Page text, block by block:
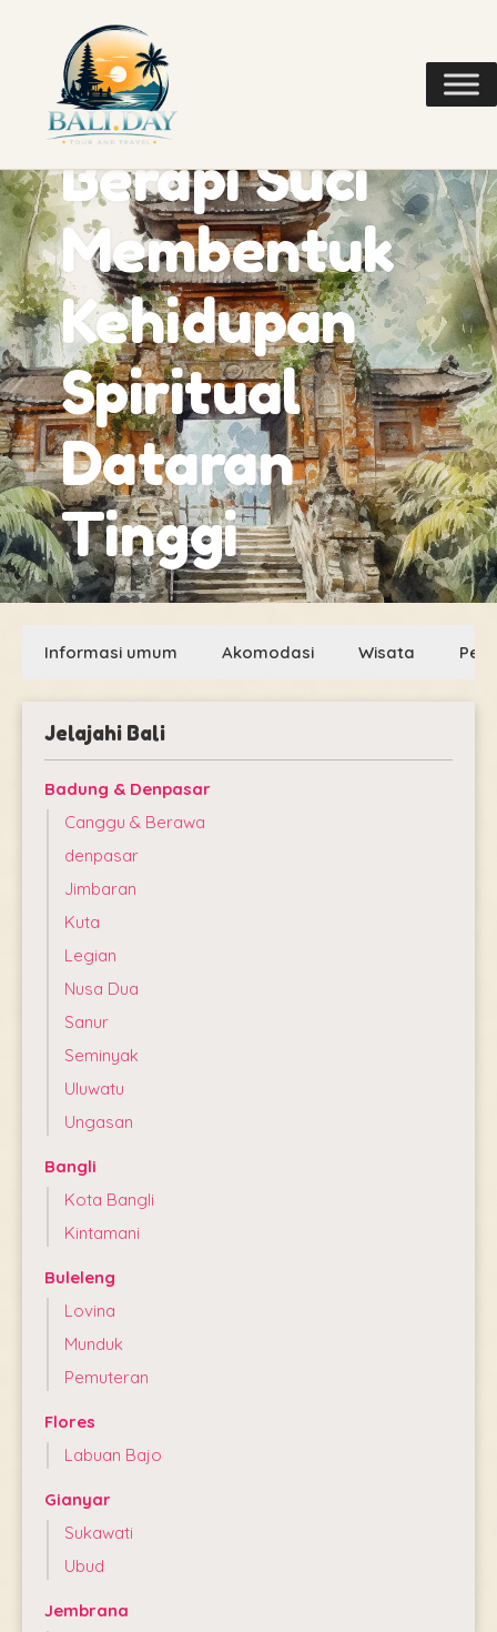
Tempat
Gunung
Berapi Suci
Membentuk
Kehidupan
Spiritual
Dataran
Tinggi
Informasi umum Akomodasi Wisata
Jelajahi Bali
Badung & Denpasar
Canggu & Berawa
denpasar
Jimbaran
Kuta
Legian
Nusa Dua
Sanur
Seminyak
Uluwatu
Ungasan
Bangli
Kota Bangli
Kintamani
Buleleng
Lovina
Munduk
Pemuteran
Flores
Labuan Bajo
Gianyar
Sukawati
Ubud
Jembrana